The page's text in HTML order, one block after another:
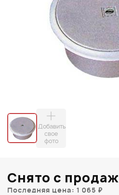
Добавить
свое
фото
Снято с продаж
Последняя цена: 1 065 ₽